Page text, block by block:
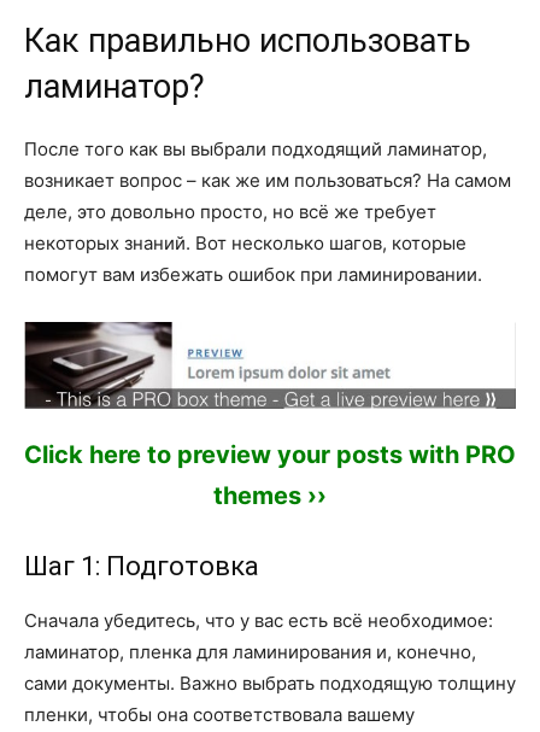
Как правильно использовать
ламинатор?
После того как вы выбрали подходящий ламинатор,
возникает вопрос – как же им пользоваться? На самом
деле, это довольно просто, но всё же требует
некоторых знаний. Вот несколько шагов, которые
помогут вам избежать ошибок при ламинировании.
Click here to preview your posts with PRO
themes ››
Шаг 1: Подготовка
Сначала убедитесь, что у вас есть всё необходимое:
ламинатор, пленка для ламинирования и, конечно,
сами документы. Важно выбрать подходящую толщину
пленки, чтобы она соответствовала вашему